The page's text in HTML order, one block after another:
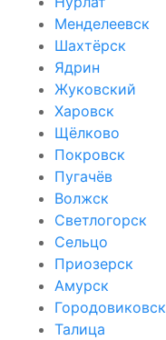
Менделеевск
Шахтёрск
Ядрин
Жуковский
Харовск
Щёлково
Покровск
Пугачёв
Волжск
Светлогорск
Сельцо
Приозерск
Амурск
Городовиковск
Талица